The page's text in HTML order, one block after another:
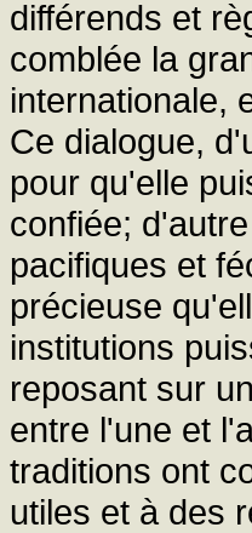
différends et
comblée la
internationale,
Ce dialogue,
pour qu'elle
confiée;
pacifiques et
précieuse
institutions
reposant sur
entre l'une et
traditions ont
utiles et à des